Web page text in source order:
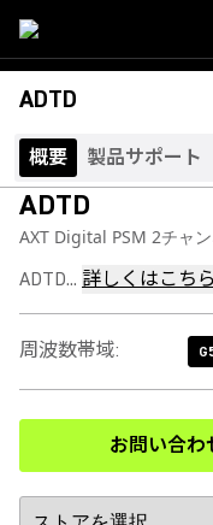
ADTD
概要 製品サポート
ADTD
AXT Digital PSM 2チャ
ADTD... 詳しくはこちら
周波数帯域:
お問い合わ